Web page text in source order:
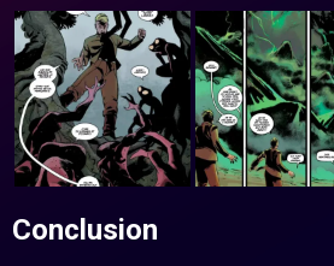
Conclusion